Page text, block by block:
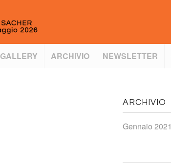
GALLERY ARCHIVIO NEWSLETTER
ARCHIVIO
Gennaio 2021